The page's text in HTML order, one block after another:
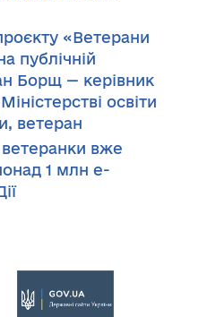
«Ветерани
публічній
Борщ — керівник
освіти
ветеран
вже
1 млн е-